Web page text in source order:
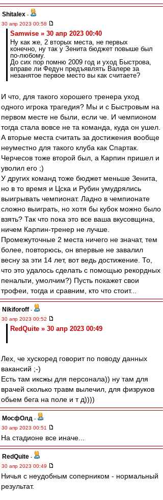
Shitalex -
30 апр 2023 00:58
Samwise » 30 апр 2023 00:40
Ну как же, 2 вторых места, не первых
конечно, ну так у Зенита бюджет повыше был
по-любому.
До сих пор помню 2009 год и уход Быстрова,
вправе ли Федун предъявлять Валере за
незанятое первое место вы как считаете?
И что, для такого хорошего тренера уход
одного игрока трагедия? Мы и с Быстровым на
первом месте не были, если че. И чемпионом
тогда стала вовсе не та команда, куда он ушел.
А вторые места считать за достижения вообще
неуместно для такого клуба как Спартак.
Черчесов тоже второй был, а Карпин пришел и
уволил его ;)
У других команд тоже бюджет меньше Зенита,
но в то время и Цска и Рубин умудрялись
выигрывать чемпионат. Ладно в чемпионате
сложно выиграть, но хотя бы кубок можно было
взять? Так что пока это все ваша вкусовщина,
ничем Карпин-тренер не лучше.
Промежуточные 2 места ничего не значат, тем
более, повторюсь, он впервые не завалил
весну за эти 14 лет, вот ведь достижение. То,
что это удалось сделать с помощью рекордных
пенальти, умолчим?) Пусть покажет свои
трофеи, тогда и сравним, кто что стоит...
Nikiforoff -
30 апр 2023 00:52
RedQuite » 30 апр 2023 00:49
Лех, че хускоред говорит по поводу данных
вакансий ;-)
Есть там иксжы для персонала)) ну там для
врачей сколько травм вылечил, для физруков
обьем бега на поле и т д))))
МосфОлд -
30 апр 2023 00:51
На стадионе все иначе...
RedQuite -
30 апр 2023 00:49
Ничья с неудобным соперником - нормальный
результат.